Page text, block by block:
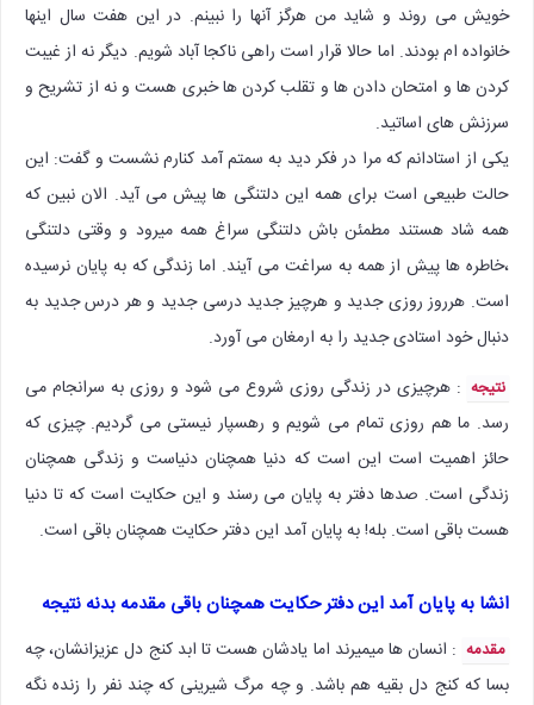
خویش می روند و شاید من هرگز آنها را نبینم. در این هفت سال اینها
خانواده ام بودند. اما حالا قرار است راهی ناکجا آباد شویم. دیگر نه از غیبت
کردن ها و امتحان دادن ها و تقلب کردن ها خبری هست و نه از تشریح و
سرزنش های اساتید.
یکی از استادانم که مرا در فکر دید به سمتم آمد کنارم نشست و گفت: این
حالت طبیعی است برای همه این دلتنگی ها پیش می آید. الان نبین که
همه شاد هستند مطمئن باش دلتنگی سراغ همه میرود و وقتی دلتنگی
،خاطره ها پیش از همه به سراغت می آیند. اما زندگی که به پایان نرسیده
است. هرروز روزی جدید و هرچیز جدید درسی جدید و هر درس جدید به
دنبال خود استادی جدید را به ارمغان می آورد.
نتیجه : هرچیزی در زندگی روزی شروع می شود و روزی به سرانجام می
رسد. ما هم روزی تمام می شویم و رهسپار نیستی می گردیم. چیزی که
حائز اهمیت است این است که دنیا همچنان دنیاست و زندگی همچنان
زندگی است. صدها دفتر به پایان می رسند و این حکایت است که تا دنیا
هست باقی است. بله! به پایان آمد این دفتر حکایت همچنان باقی است.
انشا به پایان آمد این دفتر حکایت همچنان باقی مقدمه بدنه نتیجه
مقدمه : انسان ها میمیرند اما یادشان هست تا ابد کنج دل عزیزانشان، چه
بسا که کنج دل بقیه هم باشد. و چه مرگ شیرینی که چند نفر را زنده نگه